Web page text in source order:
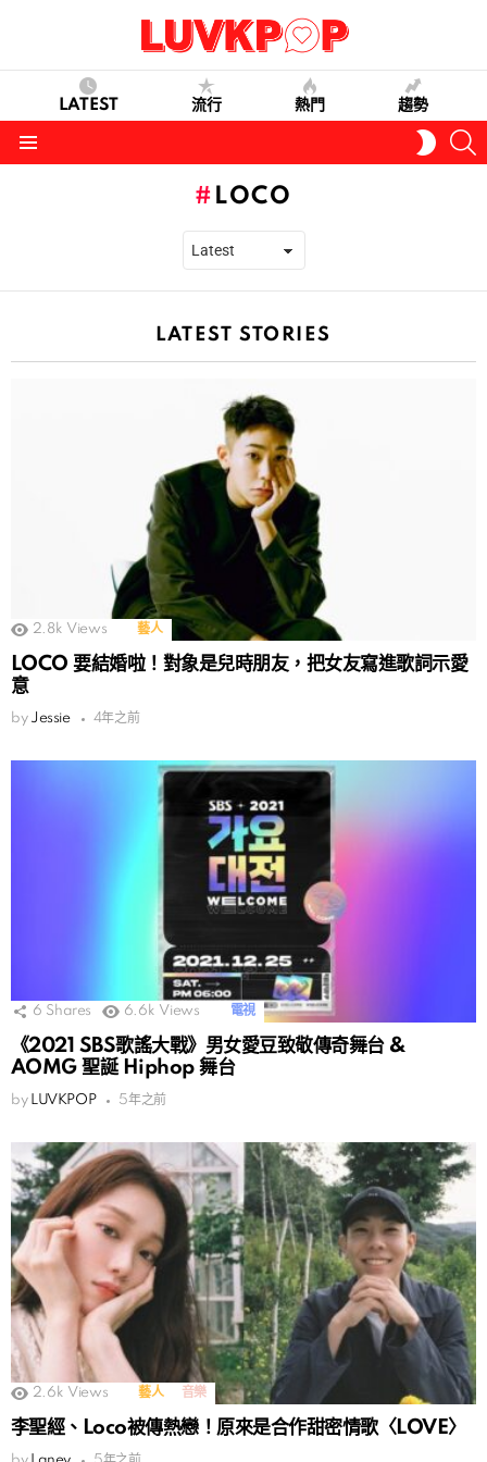
LATEST 流行 熱門 趨勢
SKIN
LOCO
LATEST STORIES
2.8k Views 藝人
LOCO 要結婚啦！對象是兒時朋友，把女友寫進歌詞示愛
意
by Jessie 4年之前
6 Shares 6.6k Views 電視
《2021 SBS歌謠大戰》男女愛豆致敬傳奇舞台 &
AOMG 聖誕 Hiphop 舞台
by LUVKPOP 5年之前
2.6k Views 藝人 音樂
李聖經、Loco被傳熱戀！原來是合作甜密情歌〈LOVE〉